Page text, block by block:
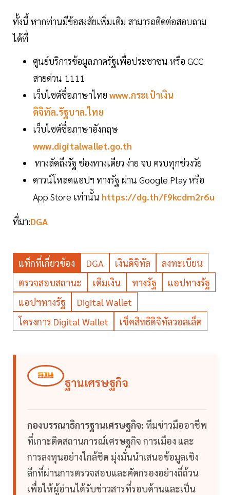
ทั้งนี้ หากท่านมีข้อสงสัยเพิ่มเติม สามารถติดต่อสอบถาม
ได้ที่
ศูนย์บริการข้อมูลภาครัฐเพื่อประชาชน หรือ GCC
สายด่วน 1111
เว็บไซต์ชื่อภาษาไทย www.กระเป๋าเงิน
ดิจิทัล.รัฐบาล.ไทย
เว็บไซต์ชื่อภาษาอังกฤษ
www.digitalwallet.go.th
ทางลัดถึงรัฐ ช่องทางเดียว ง่าย จบ ครบทุกช่วงวัย
ดาวน์โหลดแอปฯ ทางรัฐ ผ่าน Google Play หรือ
App Store เท่านั้น https://dg.th/f9kcdm2r6u
ที่มา:DGA
แท็กที่เกี่ยวข้อง DGA เงินดิจิทัล
ลงทะเบียน
ตรวจสอบสถานะ
เติมเงิน ทางรัฐ
แอปทางรัฐ
แอปฯทางรัฐ
Digital Wallet
โครงการ Digital Wallet
เช็คสิทธิดิจิทัลวอลเล็ต
ฐานเศรษฐกิจ
กองบรรณาธิการฐานเศรษฐกิจ: ทีมข่าวมืออาชีพ
ที่เกาะติดสถานการณ์เศรษฐกิจ การเมือง และ
การลงทุนอย่างใกล้ชิด มุ่งมั่นนำเสนอข้อมูลเชิง
ลึกที่ผ่านการตรวจสอบและคัดกรองอย่างถี่ถ้วน
เพื่อให้ผู้อ่านได้รับข่าวสารที่รอบด้านและเป็น